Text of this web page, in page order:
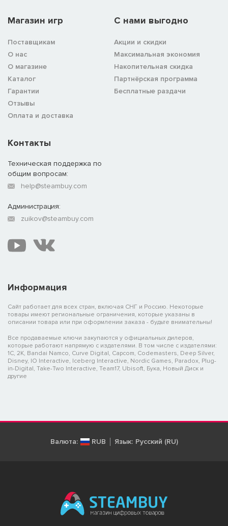
Магазин игр
Поставщикам
О нас
О магазине
Каталог
Гарантии
Отзывы
Оплата и доставка
C нами выгодно
Акции и скидки
Максимальная экономия
Накопительная скидка
Партнёрская программа
Бесплатные раздачи
Информация
Сайт работает для всех стран, включая СНГ и Россию. Некоторые
товары имеют региональные ограничения, которые указаны в
описании товара или при оформлении заказа - будьте внимательны!
Все продаваемые ключи закупаются у официальных дилеров,
которые работают напрямую с издателями. В том числе с издателями:
1C, 2K, Bandai Namco, Curve Digital, Capcom, Codemasters, Deep Silver,
Disney, IO Interactive, Iceberg Interactive, Nordic Games, Paradox, Plug-
in-Digital, Take-Two Interactive, Team17, Ubisoft, Бука, Новый Диск и
другие
Контакты
Техническая поддержка по
общим вопросам:
help@steambuy.com
Администрация:
zuikov@steambuy.com
Валюта: RUB Язык: Русский (RU)